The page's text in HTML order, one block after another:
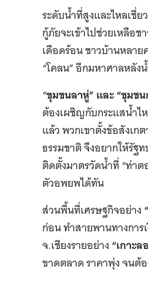
ระดับน้ำที่สูงและไหลเชี่
กู้ภัยจะเข้าไปช่วยเหลือ
เดือดร้อน ชาวบ้านหลา
“โคลน” อีกมหาศาลหลั
“ชุมชนลาหู่”และ“ชุมชน
ต้องเผชิญกับกระแสน้ำไ
แล้ว พวกเขาตั้งข้อสังเ
ธรรมชาติ จึงอยากให้รัฐ
ติดตั้งมาตรวัดน้ำที่ “ท่า
ตัวอพยพได้ทัน
ส่วนพื้นที่เศรษฐกิจอย่าง“
ก่อน ทำสายพานทางการ
จ.เชียงรายอย่าง“เกาะล
ขาดตลาด ราคาพุ่ง จนต้